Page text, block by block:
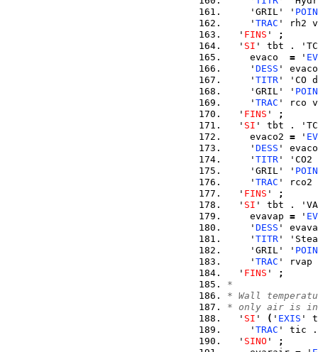
    'GRIL' '
POIN
    '
TRAC ' rh2
  '
FINS '
;
  '
SI ' tbt .
    evaco
= '
    '
DESS ' evaco
    '
TITR ' 'CO
    'GRIL' '
POIN
    '
TRAC ' rco
  '
FINS '
;
  '
SI ' tbt .
    evaco2
= '
    '
DESS '
    '
TITR '
    'GRIL' '
POIN
    '
TRAC '
  '
FINS '
;
  '
SI ' tbt .
    evavap
= '
    '
DESS '
    '
TITR '
    'GRIL' '
POIN
    '
TRAC '
  '
FINS '
;
*
* Wall
* only air is
  '
SI ' ( ' EXIS '
    '
TRAC ' tic .
  '
SINO '
;